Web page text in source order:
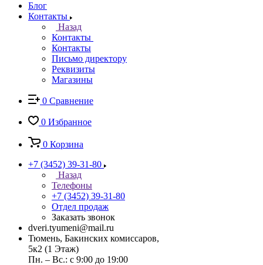
Блог
Контакты
Назад
Контакты
Контакты
Письмо директору
Реквизиты
Магазины
0 Сравнение
0 Избранное
0 Корзина
+7 (3452) 39-31-80
Назад
Телефоны
+7 (3452) 39-31-80
Отдел продаж
Заказать звонок
dveri.tyumeni@mail.ru
Тюмень, Бакинских комиссаров,
5к2 (1 Этаж)
Пн. – Вс.: с 9:00 до 19:00